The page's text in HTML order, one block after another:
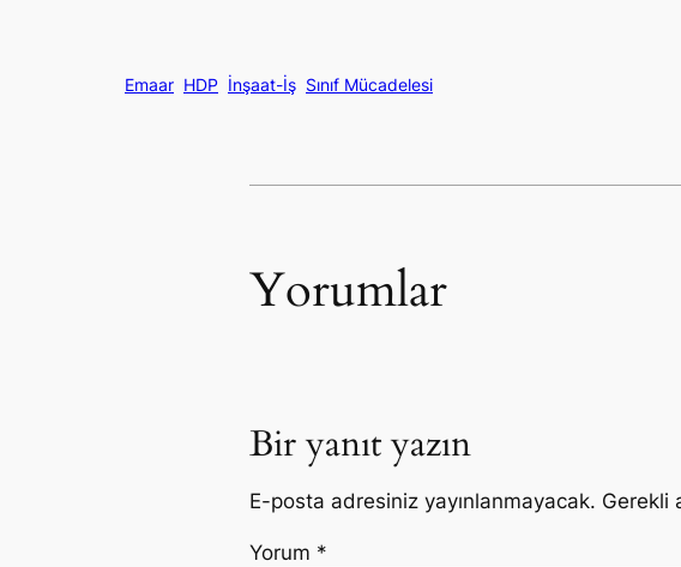
Emaar HDP İnşaat-İş Sınıf Mücadelesi
Yorumlar
Bir yanıt yazın
E-posta adresiniz yayınlanmayacak. Gerekli
Yorum *